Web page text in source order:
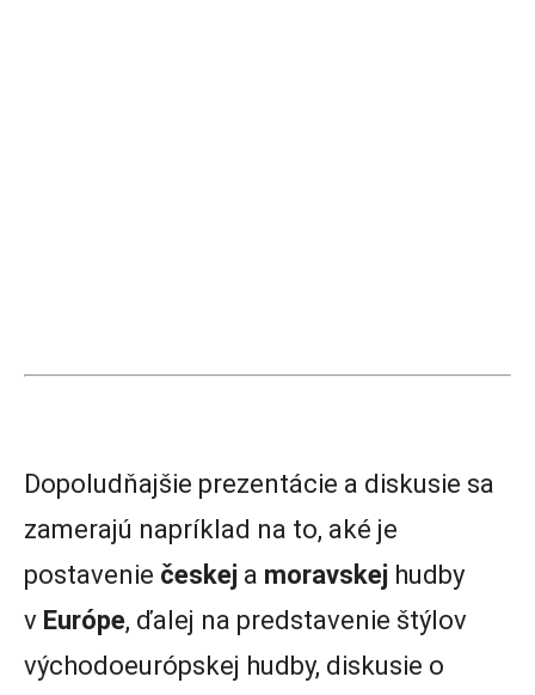
Dopoludňajšie prezentácie a diskusie sa
zamerajú napríklad na to, aké je
postavenie českej a moravskej hudby
v Európe, ďalej na predstavenie štýlov
východoeurópskej hudby, diskusie o